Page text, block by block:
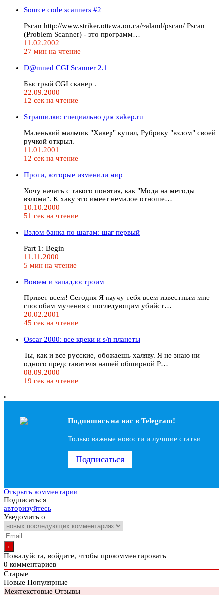
Source code scanners #2
Pscan http://www.striker.ottawa.on.ca/~aland/pscan/ Pscan
(Problem Scanner) - это программ…
11.02.2002
27 мин на чтение
D@mned CGI Scanner 2.1
Быстрый CGI сканер .
22.09.2000
12 сек на чтение
Sтрашилки: специально для xakep.ru
Маленький мальчик "Хакер" купил, Рубрику "взлом" своей
ручкой открыл.
11.01.2001
12 сек на чтение
Проги, которые изменили мир
Хочу начать с такого понятия, как "Мода на методы
взлома". К хаку это имеет немалое отноше…
10.10.2000
51 сек на чтение
Взлом банка по шагам: шаг первый
Part 1: Begin
11.11.2000
5 мин на чтение
Воюем и западлостроим
Привет всем! Сегодня Я научу тебя всем известным мне
способам мучения с последующим убийст…
20.02.2001
45 сек на чтение
Oscar 2000: все креки и s/n планеты
Ты, как и все русские, обожаешь халяву. Я не знаю ни
одного представителя нашей обширной Р…
08.09.2000
19 сек на чтение
Подпишись на наc в Telegram!
Только важные новости и лучшие статьи
Подписаться
Открыть комментарии
Подписаться
авторизуйтесь
Уведомить о
Пожалуйста, войдите, чтобы прокомментировать
0 комментариев
Старые
Новые Популярные
Межтекстовые Отзывы